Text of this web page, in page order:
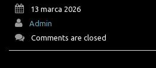
13 marca 2026
Admin
Comments are closed